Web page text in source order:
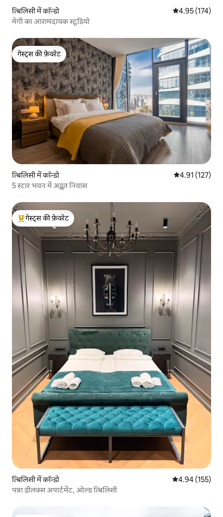
त्बिलिसी में कॉन्डो औसत रेटिंग 5 में से
4.95 (174)
मेगी का आरामदायक स्टूडियो
गेस्ट्स की फ़ेवरेट
गेस्ट्स की फ़ेवरेट
त्बिलिसी में कॉन्डो औसत रेटिंग 5 में से
4.91 (127)
5 स्टार भवन में अद्भुत निवास
गेस्ट्स का टॉप फ़ेवरेट
गेस्ट्स की फ़ेवरेट
त्बिलिसी में कॉन्डो औसत रेटिंग 5 में से
4.94 (155)
पन्ना डीलक्स अपार्टमेंट, ओल्ड त्बिलिसी